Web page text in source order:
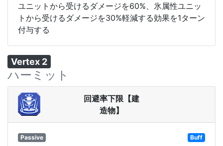
ユニットから受けるダメージを60%、氷属性ユニッ
トから受けるダメージを30%軽減する効果を1ターン
付与する
Vertex 2
ハーミット
回避率下限【建
造物】
Passive Buff